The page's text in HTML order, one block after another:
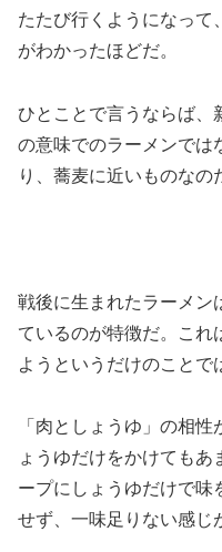
たたび行くようになって
がわかったほどだ。
ひとことで言うならば、
の意味でのラーメンでは
り、蕎麦に近いものなの
戦後に生まれたラーメン
ているのが特徴だ。これ
ようというだけのことで
「肉としょうゆ」の相
ょうゆだけをかけても
ープにしょうゆだけで味
せず、一味足りない感じ